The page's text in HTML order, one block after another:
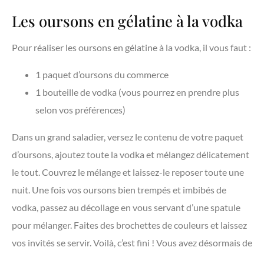
Les oursons en gélatine à la vodka
Pour réaliser les oursons en gélatine à la vodka, il vous faut :
1 paquet d’oursons du commerce
1 bouteille de vodka (vous pourrez en prendre plus
selon vos préférences)
Dans un grand saladier, versez le contenu de votre paquet
d’oursons, ajoutez toute la vodka et mélangez délicatement
le tout. Couvrez le mélange et laissez-le reposer toute une
nuit. Une fois vos oursons bien trempés et imbibés de
vodka, passez au décollage en vous servant d’une spatule
pour mélanger. Faites des brochettes de couleurs et laissez
vos invités se servir. Voilà, c’est fini ! Vous avez désormais de